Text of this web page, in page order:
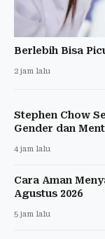
Berlebih Bisa
2 jam lalu
Stephen Chow
Gender dan
4 jam lalu
Cara Aman
Agustus 2026
5 jam lalu